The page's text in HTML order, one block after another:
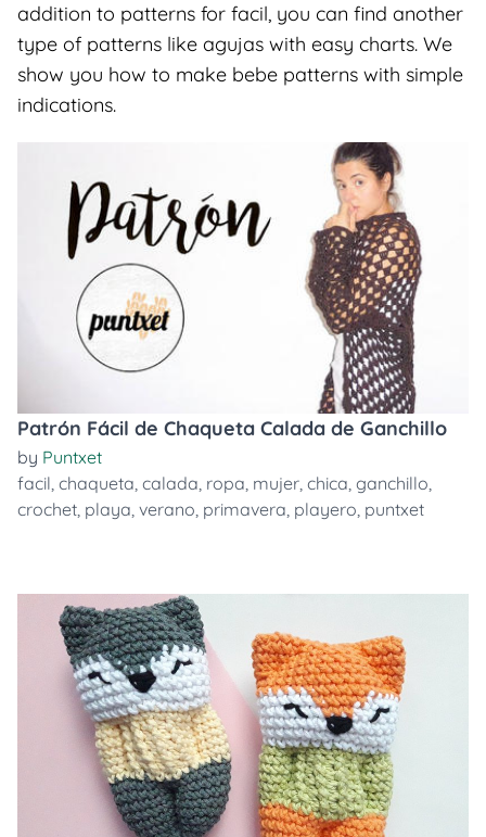
addition to patterns for facil, you can find another
type of patterns like agujas with easy charts. We
show you how to make bebe patterns with simple
indications.
Patrón Fácil de Chaqueta Calada de Ganchillo
by Puntxet
facil, chaqueta, calada, ropa, mujer, chica, ganchillo,
crochet, playa, verano, primavera, playero, puntxet